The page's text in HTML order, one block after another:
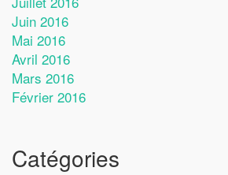
Juin 2016
Mai 2016
Avril 2016
Mars 2016
Février 2016
Catégories